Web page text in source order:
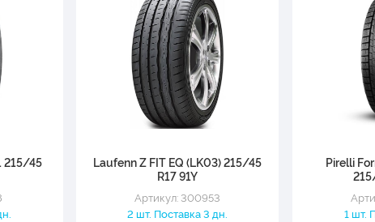
215/45
Laufenn Z FIT EQ (LK03) 215/45
R17 91Y
Артикул: 300953
2 шт. Поставка 3 дн.
Pirelli
1 шт.